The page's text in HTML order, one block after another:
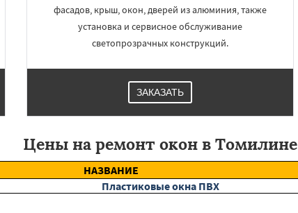
фасадов, крыш, окон, дверей из алюминия, также
установка и сервисное обслуживание
светопрозрачных конструкций.
ЗАКАЗАТЬ
Цены на ремонт окон в Томилине
НАЗВАНИЕ
Пластиковые окна ПВХ